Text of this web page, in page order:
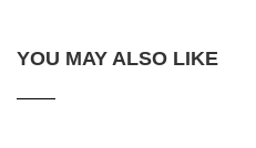
YOU MAY ALSO LIKE